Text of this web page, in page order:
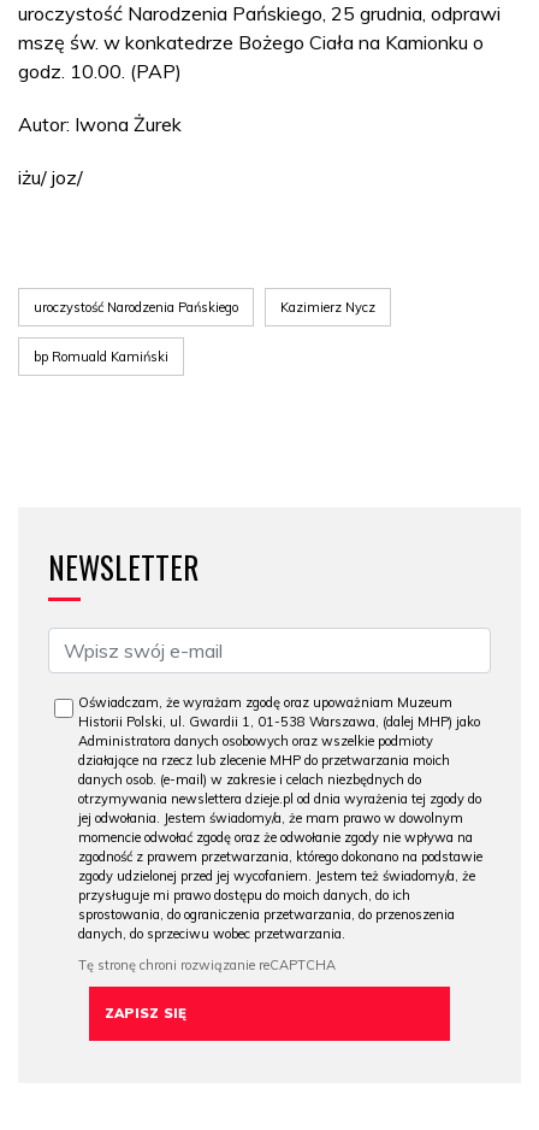
uroczystość Narodzenia Pańskiego, 25 grudnia, odprawi
mszę św. w konkatedrze Bożego Ciała na Kamionku o
godz. 10.00. (PAP)
Autor: Iwona Żurek
iżu/ joz/
uroczystość Narodzenia Pańskiego Kazimierz Nycz
bp Romuald Kamiński
NEWSLETTER
Oświadczam, że wyrażam zgodę oraz upoważniam Muzeum
Historii Polski, ul. Gwardii 1, 01-538 Warszawa, (dalej MHP) jako
Administratora danych osobowych oraz wszelkie podmioty
działające na rzecz lub zlecenie MHP do przetwarzania moich
danych osob. (e-mail) w zakresie i celach niezbędnych do
otrzymywania newslettera dzieje.pl od dnia wyrażenia tej zgody do
jej odwołania. Jestem świadomy/a, że mam prawo w dowolnym
momencie odwołać zgodę oraz że odwołanie zgody nie wpływa na
zgodność z prawem przetwarzania, którego dokonano na podstawie
zgody udzielonej przed jej wycofaniem. Jestem też świadomy/a, że
przysługuje mi prawo dostępu do moich danych, do ich
sprostowania, do ograniczenia przetwarzania, do przenoszenia
danych, do sprzeciwu wobec przetwarzania.